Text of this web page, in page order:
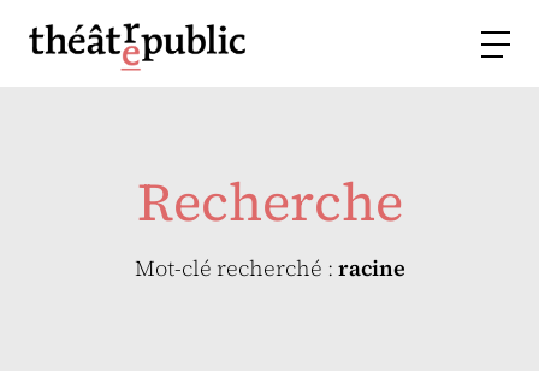
Recherche
Mot-clé recherché : racine